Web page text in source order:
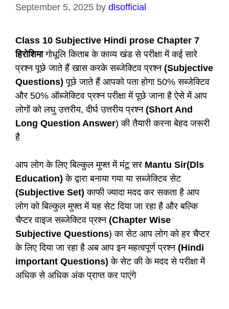
September 5, 2025 by dlsofficial
Class 10 Subjective Hindi prose Chapter 7
हिरोशिमागोधूलि किताब के काव्य खंड से परीक्षा में कई सारे
प्रश्न पूछे जाते हैं खास करके सब्जेक्टिव प्रश्न (Subjective
Questions)पूछे जाते हैं आपको पता होगा 50% सब्जेक्टिव
और 50% ऑब्जेक्टिव प्रश्न परीक्षा में पूछे जाना है ऐसे में आप
लोगों को लघु उत्तरीय, दीर्घ उत्तरीय प्रश्न(Short And
Long Question Answer) की तैयारी करना बेहद जरूरी
है
आप लोग के लिए बिल्कुल मुफ्त में मंटू सर Mantu Sir(Dls
Education) के द्वारा बनाया गया या सब्जेक्टिव सेट
(Subjective Set) काफी ज्यादा मदद कर सकता है आप
लोग को बिल्कुल मुफ्त में यह सेट दिया जा रहा है और बल्कि
चैप्टर वाइज सब्जेक्टिव प्रश्न (Chapter Wise
Subjective Questions) का सेट आप लोग को हर चैप्टर
के लिए दिया जा रहा है अब आप इन महत्वपूर्ण प्रश्न (Hindi
important Questions) के सेट की के मदद से परीक्षा में
अधिक से अधिक अंक प्राप्त कर पाएंगे